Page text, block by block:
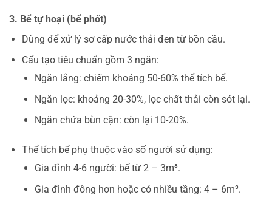
3. Bể tự hoại (bể phốt)
Dùng để xử lý sơ cấp nước thải đen từ bồn cầu.
Cấu tạo tiêu chuẩn gồm 3 ngăn:
Ngăn lắng: chiếm khoảng 50-60% thể tích bể.
Ngăn lọc: khoảng 20-30%, lọc chất thải còn sót lại.
Ngăn chứa bùn cặn: còn lại 10-20%.
Thể tích bể phụ thuộc vào số người sử dụng:
Gia đình 4-6 người: bể từ 2 – 3m³.
Gia đình đông hơn hoặc có nhiều tầng: 4 – 6m³.